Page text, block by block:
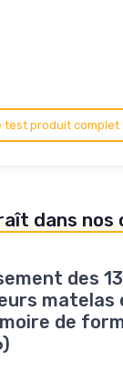
test produit complet
dans
des
matelas
de